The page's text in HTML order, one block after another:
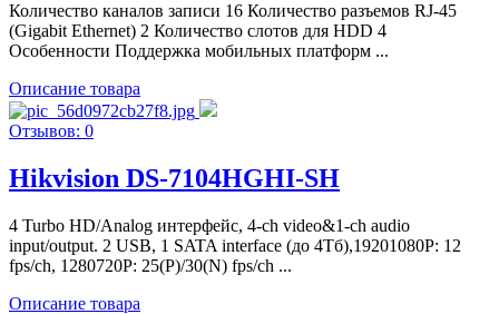
Количество каналов записи 16 Количество разъемов RJ-45
(Gigabit Ethernet) 2 Количество слотов для HDD 4
Особенности Поддержка мобильных платформ ...
Описание товара
Отзывов: 0
Hikvision DS-7104HGHI-SH
4 Turbo HD/Analog интерфейс, 4-ch video&1-ch audio
input/output. 2 USB, 1 SATA interface (до 4Тб),19201080P: 12
fps/ch, 1280720P: 25(P)/30(N) fps/ch ...
Описание товара